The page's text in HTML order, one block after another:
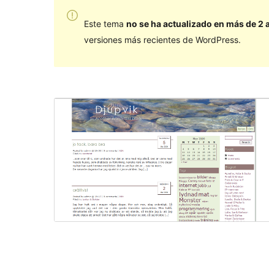
Este tema no se ha actualizado en más de 2
versiones más recientes de WordPress.